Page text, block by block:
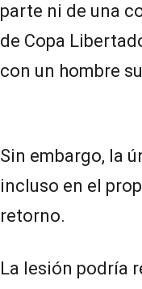
parte ni de una
de Copa
con un hombre
Sin embargo, la
incluso en el
retorno.
La lesión podría